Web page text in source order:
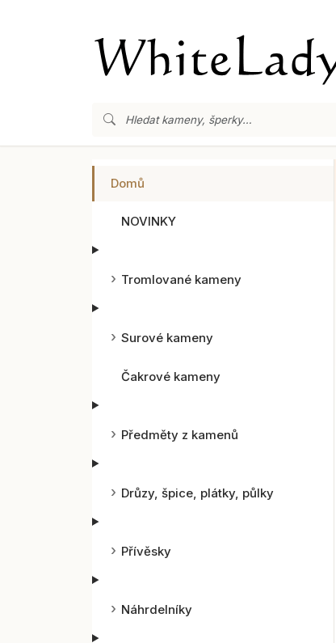
Domů
NOVINKY
Tromlované kameny
Surové kameny
Čakrové kameny
Předměty z kamenů
Drůzy, špice, plátky, půlky
Přívěsky
Náhrdelníky